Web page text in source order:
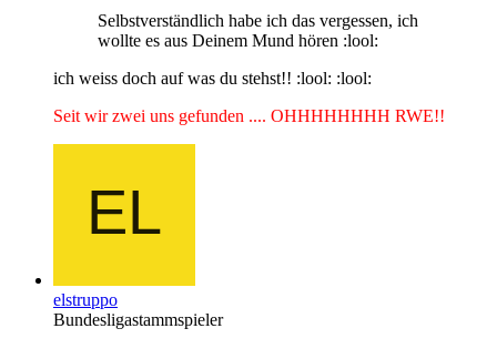
Selbstverständlich habe ich das vergessen, ich
wollte es aus Deinem Mund hören :lool:
ich weiss doch auf was du stehst!! :lool: :lool:
Seit wir zwei uns gefunden .... OHHHHHHHH RWE!!
elstruppo
Bundesligastammspieler